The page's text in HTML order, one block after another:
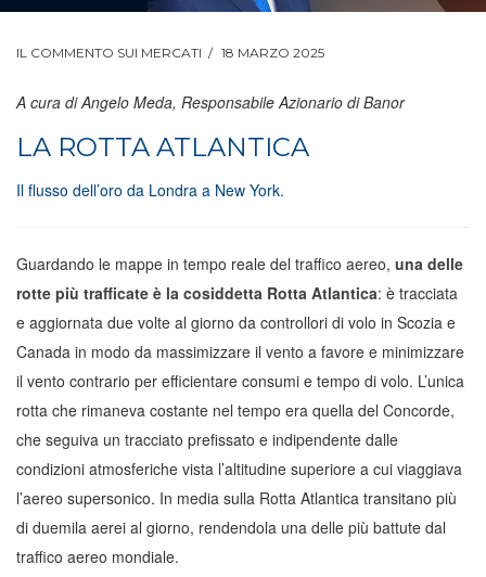
IL COMMENTO SUI MERCATI 18 MARZO 2025
A cura di Angelo Meda, Responsabile Azionario di Banor
LA ROTTA ATLANTICA
Il flusso dell’oro da Londra a New York.
Guardando le mappe in tempo reale del traffico aereo, una delle
rotte più trafficate è la cosiddetta Rotta Atlantica: è tracciata
e aggiornata due volte al giorno da controllori di volo in Scozia e
Canada in modo da massimizzare il vento a favore e minimizzare
il vento contrario per efficientare consumi e tempo di volo. L’unica
rotta che rimaneva costante nel tempo era quella del Concorde,
che seguiva un tracciato prefissato e indipendente dalle
condizioni atmosferiche vista l’altitudine superiore a cui viaggiava
l’aereo supersonico. In media sulla Rotta Atlantica transitano più
di duemila aerei al giorno, rendendola una delle più battute dal
traffico aereo mondiale.